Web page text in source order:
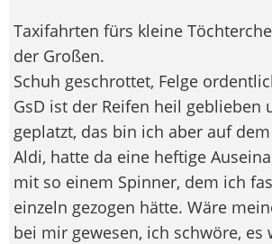
Taxifahrten fürs kleine
der Großen.
Schuh geschrottet, Felge
GsD ist der Reifen heil geblieben
geplatzt, das bin ich aber auf
Aldi, hatte da eine heftige
mit so einem Spinner, dem ich
einzeln gezogen hätte. Wäre
bei mir gewesen, ich schwöre, es